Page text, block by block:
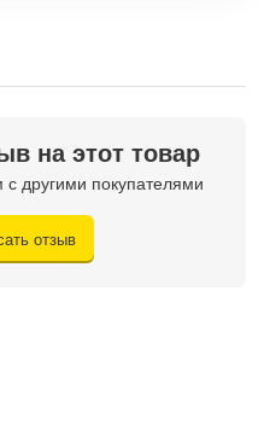
на этот товар
другими покупателями
отзыв